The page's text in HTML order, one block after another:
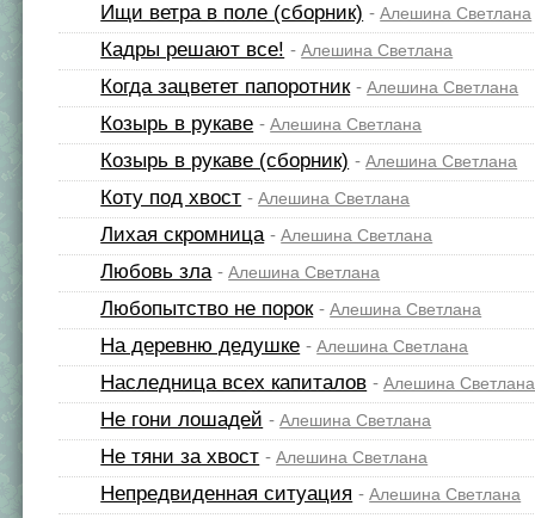
Ищи ветра в поле (сборник) -Алешина Светлана
Кадры решают все! -Алешина Светлана
Когда зацветет папоротник -Алешина Светлана
Козырь в рукаве -Алешина Светлана
Козырь в рукаве (сборник) -Алешина Светлана
Коту под хвост -Алешина Светлана
Лихая скромница -Алешина Светлана
Любовь зла -Алешина Светлана
Любопытство не порок -Алешина Светлана
На деревню дедушке -Алешина Светлана
Наследница всех капиталов -Алешина Светлана
Не гони лошадей -Алешина Светлана
Не тяни за хвост -Алешина Светлана
Непредвиденная ситуация -Алешина Светлана